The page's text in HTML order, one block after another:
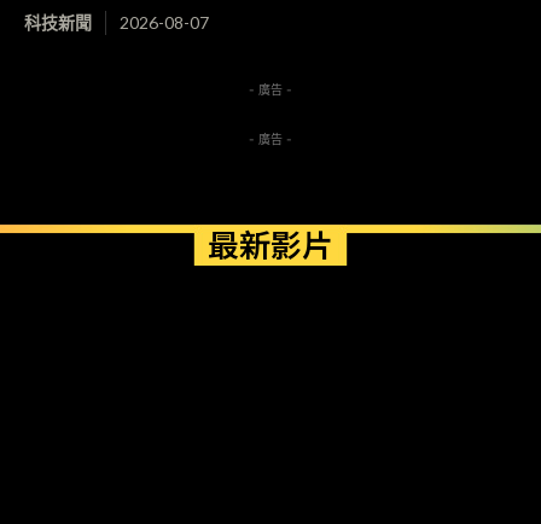
科技新聞 2026-08-07
- 廣告 -
- 廣告 -
最新影片